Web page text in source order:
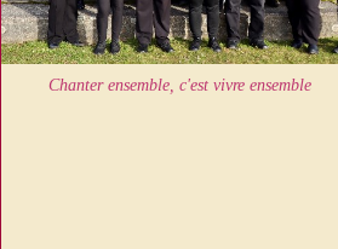
Chanter ensemble, c'est vivre ensemble